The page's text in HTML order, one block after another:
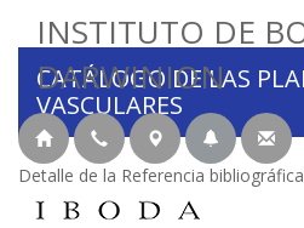
INSTITUTO DE
DARWINION
CATÁLOGO DE LAS
VASCULARES
Detalle de la Referencia bibliográfica